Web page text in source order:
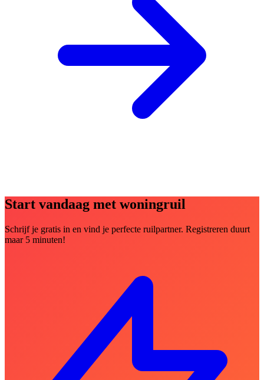
Start vandaag met woningruil
Schrijf je gratis in en vind je perfecte ruilpartner. Registreren duurt
maar 5 minuten!